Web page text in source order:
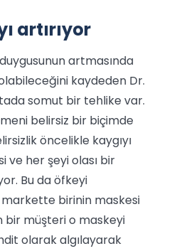
artırıyor
artmasında
kaydeden Dr.
somut bir tehlike var.
belirsiz bir biçimde
öncelikle kaygıyı
ve her şeyi olası bir
Bu da öfkeyi
markette birinin maskesi
bir müşteri o maskeyi
olarak algılayarak